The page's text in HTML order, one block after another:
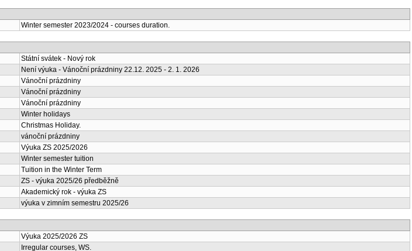
Winter semester 2023/2024 - courses duration.
Státní svátek - Nový rok
Není výuka - Vánoční prázdniny 22.12. 2025 - 2. 1. 2026
Vánoční prázdniny
Vánoční prázdniny
Vánoční prázdniny
Winter holidays
Christmas Holiday.
vánoční prázdniny
Výuka ZS 2025/2026
Winter semester tuition
Tuition in the Winter Term
ZS - výuka 2025/26 předběžně
Akademický rok - výuka ZS
výuka v zimním semestru 2025/26
Výuka 2025/2026 ZS
Irregular courses, WS.